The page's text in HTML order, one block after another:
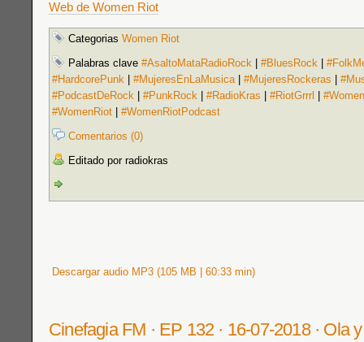
Web de Women Riot
Categorias Women Riot
Palabras clave #AsaltoMataRadioRock #BluesRock
#HardcorePunk
#MujeresEnLaMusica| #MujeresRockeras
#PodcastDeRock
#PunkRock #RadioKras #RiotGrrrl
#WomenRiot
#WomenRiotPodcast
Comentarios (0)
Editado por radiokras
Descargar audio MP3 (105 MB | 60:33 min)
Cinefagia FM · EP 132 · 16-07-2018 · Ola